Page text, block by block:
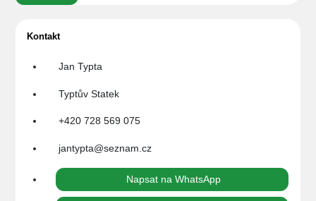
Kontakt
Jan Typta
Typtův Statek
+420 728 569 075
jantypta@seznam.cz
Napsat na WhatsApp